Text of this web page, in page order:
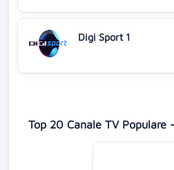
Digi Sport 1
Top 20 Canale TV Populare